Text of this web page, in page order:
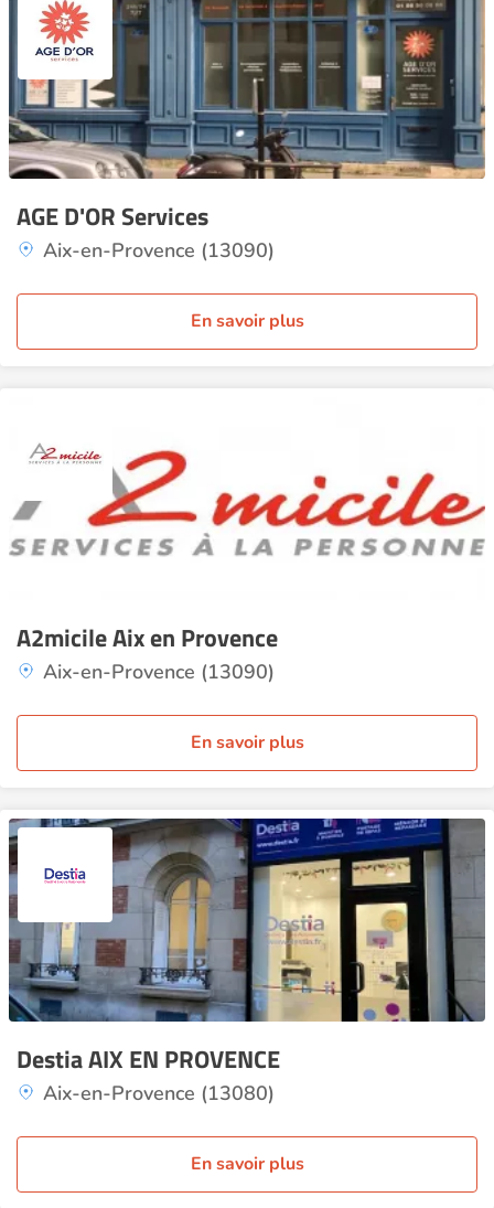
AGE D'OR Services
Aix-en-Provence (13090)
En savoir plus
A2micile Aix en Provence
Aix-en-Provence (13090)
En savoir plus
Destia AIX EN PROVENCE
Aix-en-Provence (13080)
En savoir plus